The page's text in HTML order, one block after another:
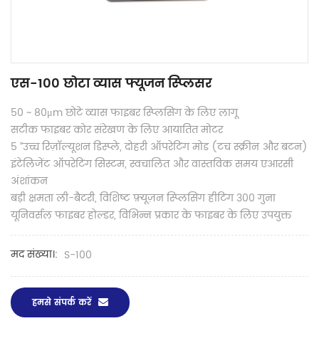
एस-100 छोटा व्यास फ्यूजन स्प्लिसर
50 ~ 80μm छोटे व्यास फाइबर स्प्लिसिंग के लिए लागू
सटीक फाइबर कोर संरेखण के लिए आयातित मोटर
5 ”उच्च रिज़ॉल्यूशन डिस्प्ले, दोहरी ऑपरेटिंग मोड (टच स्क्रीन और बटन)
इंटेलिजेंट ऑपरेटिंग सिस्टम, स्वचालित और वास्तविक समय एआरसी
अंशांकन
बड़ी क्षमता ली-बैटरी, विशिष्ट फ़्यूज़न स्प्लिसिंग हीटिंग 300 गुना
यूनिवर्सल फाइबर होल्डर, विभिन्न प्रकार के फाइबर के लिए उपयुक्त
मद संख्या।: S-100
हमसे संपर्क करें